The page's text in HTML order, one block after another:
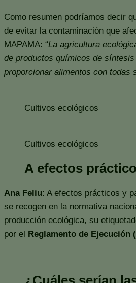
Como resumen podríamos decir
de evitar la contaminación que
MAPAMA: “La agricultura
de productos químicos de
proporcionar alimentos con todas
Cultivos ecológicos
Cultivos ecológicos
A efectos
Ana Feliu: A efectos prácticos y
se recogen en la normativa
producción ecológica, su
por el
Reglamento de Ejecución